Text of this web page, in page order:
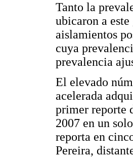
Tanto la
ubicaron a
aislamientos
cuya
prevalencia
El elevado
acelerada
primer reporte
2007 en un
reporta en
Pereira,